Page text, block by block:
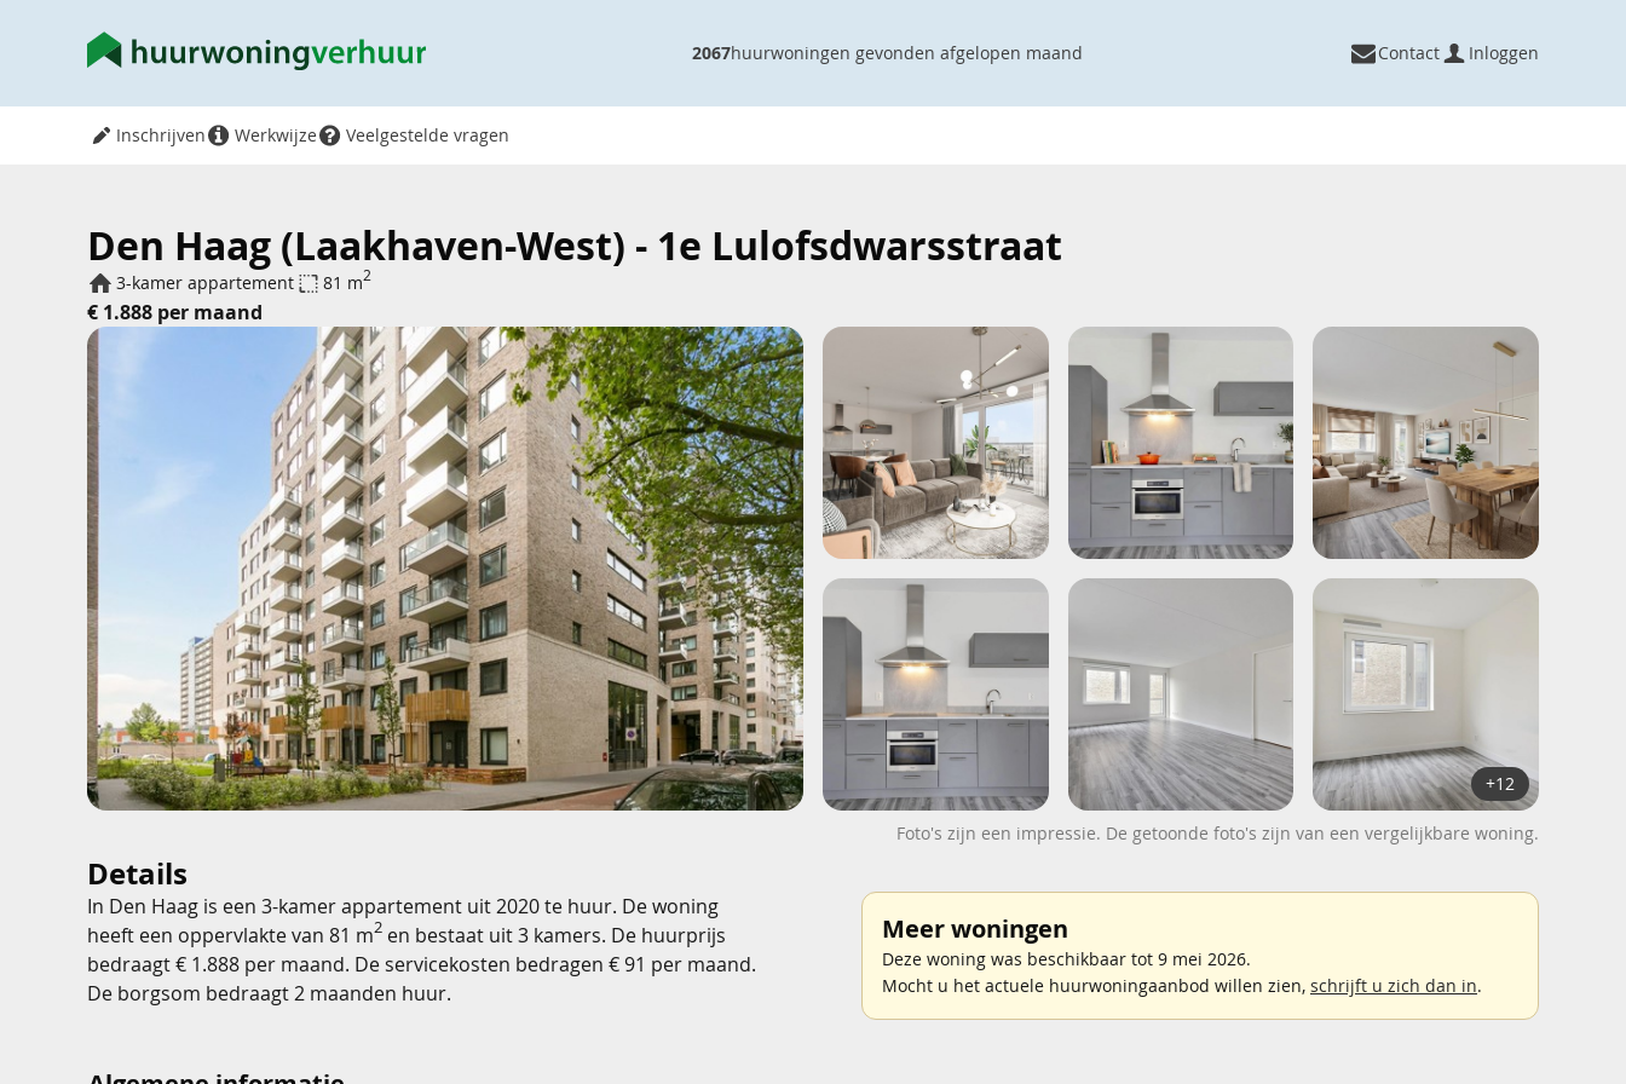
2067huurwoningen gevonden afgelopen maand Contact Inloggen
Inschrijven Werkwijze Veelgestelde vragen
Den Haag (Laakhaven-West) - 1e Lulofsdwarsstraat
3-kamer appartement 81 m2
€ 1.888 per maand
+12
Foto's zijn een impressie. De getoonde foto's zijn van een vergelijkbare woning.
Details
In Den Haag is een 3-kamer appartement uit 2020 te huur. De woning
heeft een oppervlakte van 81 m2 en bestaat uit 3 kamers. De huurprijs
bedraagt € 1.888 per maand. De servicekosten bedragen € 91 per maand.
De borgsom bedraagt 2 maanden huur.
Meer woningen
Deze woning was beschikbaar tot 9 mei 2026.
Mocht u het actuele huurwoningaanbod willen zien, schrijft u zich dan in.